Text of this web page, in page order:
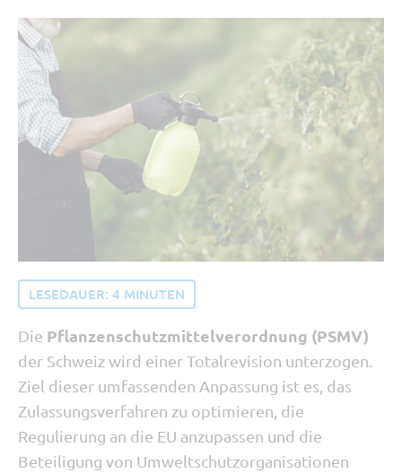
Kategorien
Referenzbericht
Digitales Arbeiten
Tipp vom Support
SORBA erleben
Buchhaltung und Recht
Software Updates
LESEDAUER: 4 MINUTEN
Die Pflanzenschutzmittelverordnung (PSMV)
der Schweiz wird einer Totalrevision unterzogen.
Ziel dieser umfassenden Anpassung ist es, das
Zulassungsverfahren zu optimieren, die
Regulierung an die EU anzupassen und die
Beteiligung von Umweltschutzorganisationen